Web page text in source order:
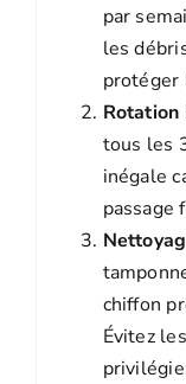
par
les
protéger
Rotation
tous les
inégale
passage
chiffon
Évitez